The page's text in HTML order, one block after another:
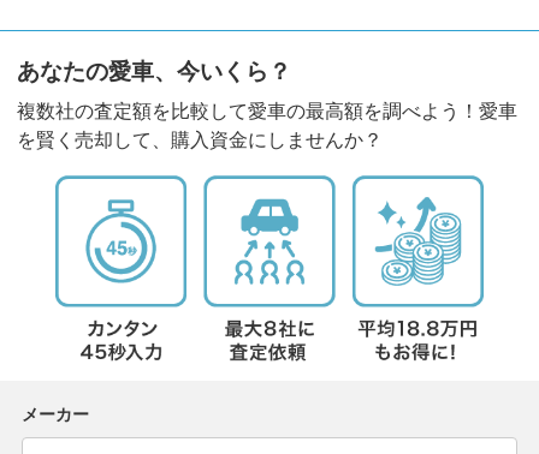
あなたの愛車、今いくら？
複数社の査定額を比較して愛車の最高額を調べよう！愛車
を賢く売却して、購入資金にしませんか？
メーカー